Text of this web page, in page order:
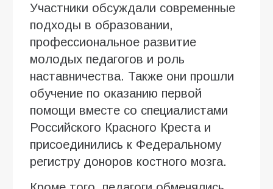
Участники обсуждали современные
подходы в образовании,
профессиональное развитие
молодых педагогов и роль
наставничества. Также они прошли
обучение по оказанию первой
помощи вместе со специалистами
Российского Красного Креста и
присоединились к Федеральному
регистру доноров костного мозга.